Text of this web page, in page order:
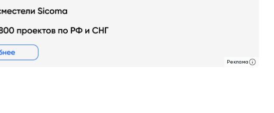
(АСУ ТП) любой сложности
Реклама